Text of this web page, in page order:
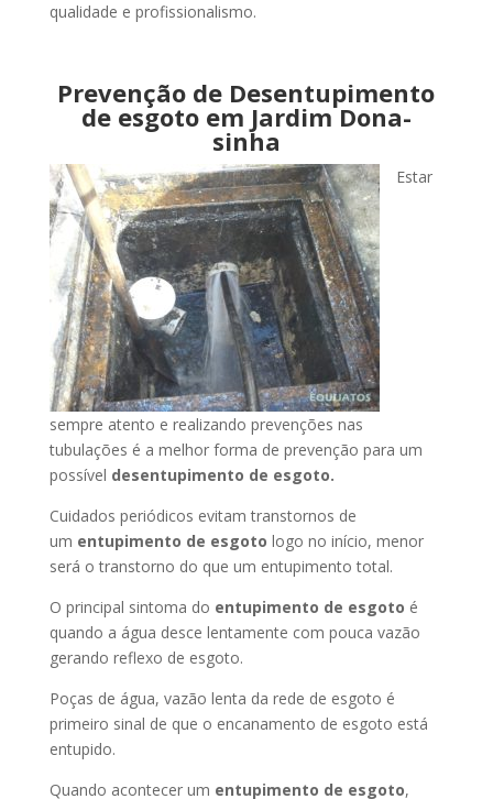
qualidade e profissionalismo.
Prevenção de Desentupimento
de esgoto em Jardim Dona-
sinha
Estar
sempre atento e realizando prevenções nas
tubulações é a melhor forma de prevenção para um
possível desentupimento de esgoto.
Cuidados periódicos evitam transtornos de
um entupimento de esgoto logo no início, menor
será o transtorno do que um entupimento total.
O principal sintoma do entupimento de esgoto é
quando a água desce lentamente com pouca vazão
gerando reflexo de esgoto.
Poças de água, vazão lenta da rede de esgoto é
primeiro sinal de que o encanamento de esgoto está
entupido.
Quando acontecer um entupimento de esgoto,